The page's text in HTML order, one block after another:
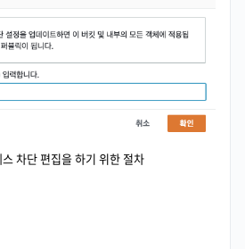
차단 편집을 하기 위한 절차